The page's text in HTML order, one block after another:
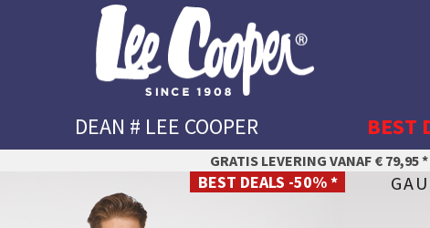
DEAN # LEE COOPER BEST
GRATIS LEVERING VANAF € 79,95 *
BEST DEALS -50% *